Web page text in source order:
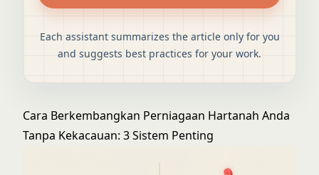
Each assistant summarizes the article only for you
and suggests best practices for your work.
Cara Berkembangkan Perniagaan Hartanah Anda
Tanpa Kekacauan: 3 Sistem Penting